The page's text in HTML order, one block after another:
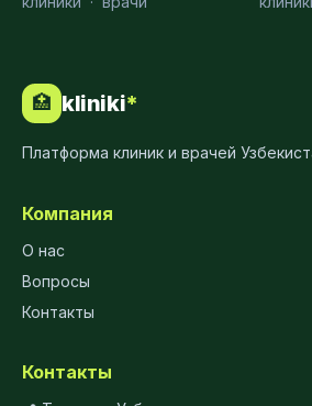
🏥 kliniki*
Платформа клиник и врачей
Компания
О нас
Вопросы
Контакты
Контакты